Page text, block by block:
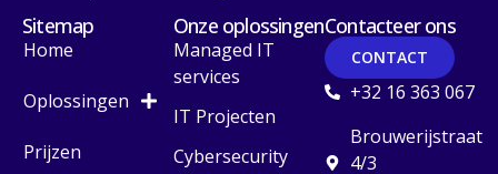
Sitemap
Home
Oplossingen
Prijzen
Onze oplossingen
Managed IT
services
IT Projecten
Cybersecurity
Contacteer ons
CONTACT
+32 16 363 067
Brouwerijstraat
4/3